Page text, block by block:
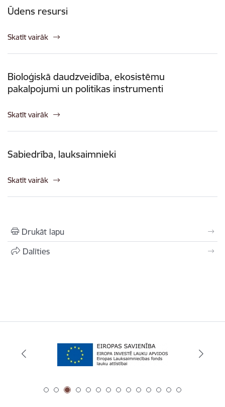
Ūdens resursi
Skatīt vairāk
Bioloģiskā daudzveidība, ekosistēmu
pakalpojumi un politikas instrumenti
Skatīt vairāk
Sabiedrība, lauksaimnieki
Skatīt vairāk
Drukāt lapu
Dalīties